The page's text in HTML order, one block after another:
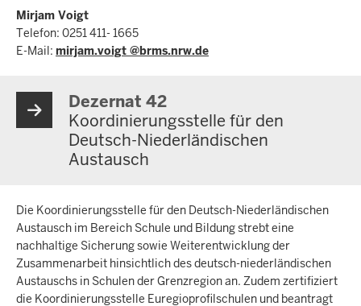
Mirjam Voigt
Telefon: 0251 411- 1665
E-Mail: mirjam.voigt @brms.nrw.de
Dezernat 42
Koordinierungsstelle für den
Deutsch-Niederländischen
Austausch
Die Koordinierungsstelle für den Deutsch-Niederländischen
Austausch im Bereich Schule und Bildung strebt eine
nachhaltige Sicherung sowie Weiterentwicklung der
Zusammenarbeit hinsichtlich des deutsch-niederländischen
Austauschs in Schulen der Grenzregion an. Zudem zertifiziert
die Koordinierungsstelle Euregioprofilschulen und beantragt